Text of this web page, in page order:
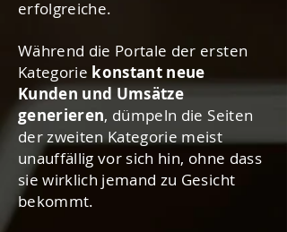
erfolgreiche.
Während die Portale der ersten
Kategorie konstant neue
Kunden und Umsätze
generieren, dümpeln die Seiten
der zweiten Kategorie meist
unauffällig vor sich hin, ohne dass
sie wirklich jemand zu Gesicht
bekommt.